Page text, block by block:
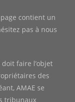
contient un
pas à nous
faire l’objet
des
AMAE se
tribunaux